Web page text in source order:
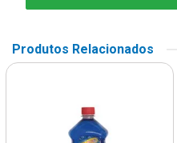
Produtos Relacionados